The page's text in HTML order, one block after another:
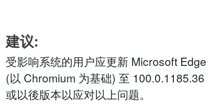
建议:
受影响系统的用户应更新 Microsoft Edge
(以 Chromium 为基础) 至 100.0.1185.36
或以後版本以应对以上问题。